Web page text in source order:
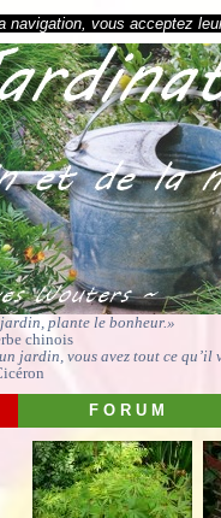
vous acceptez
plante le bonheur.»
chinois
jardin, vous avez tout ce qu’il
F O R U M